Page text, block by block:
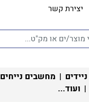
יצירת קשר
| מחשבים נייחים
| ועוד...